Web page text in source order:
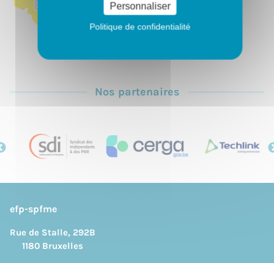
Personnaliser
Politique de confidentialité
Nos partenaires
efp-spfme
Rue de Stalle, 292B
1180 Bruxelles